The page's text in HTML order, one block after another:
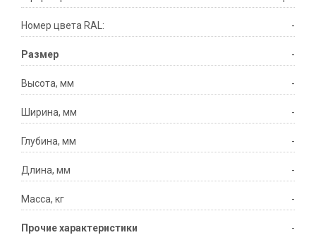
Номер цвета RAL: -
Размер -
Высота, мм -
Ширина, мм -
Глубина, мм -
Длина, мм -
Масса, кг -
Прочие характеристики -